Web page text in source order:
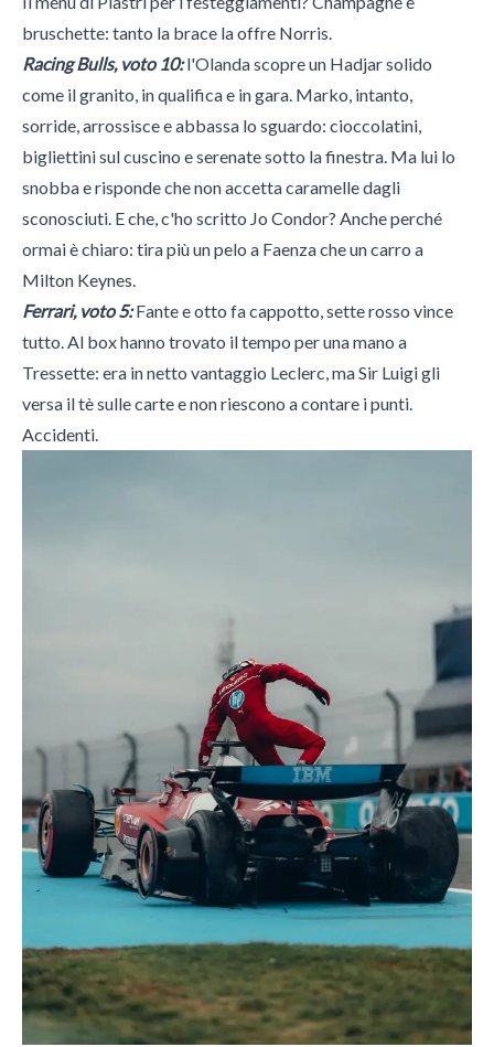
bruschette: tanto la brace la offre Norris.
Racing Bulls, voto 10:l'Olanda scopre un Hadjar solido
come il granito, in qualifica e in gara. Marko, intanto,
sorride, arrossisce e abbassa lo sguardo: cioccolatini,
bigliettini sul cuscino e serenate sotto la finestra. Ma lui lo
snobba e risponde che non accetta caramelle dagli
sconosciuti. E che, c'ho scritto Jo Condor? Anche perché
ormai è chiaro: tira più un pelo a Faenza che un carro a
Milton Keynes.
Ferrari, voto 5:Fante e otto fa cappotto, sette rosso vince
tutto. Al box hanno trovato il tempo per una mano a
Tressette: era in netto vantaggio Leclerc, ma Sir Luigi gli
versa il tè sulle carte e non riescono a contare i punti.
Accidenti.